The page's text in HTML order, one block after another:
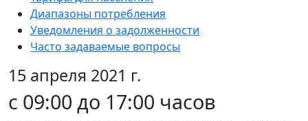
Диапазоны потребления
Уведомления о задолженности
Часто задаваемые вопросы
15 апреля 2021 г.
с 09:00 до 17:00 часов